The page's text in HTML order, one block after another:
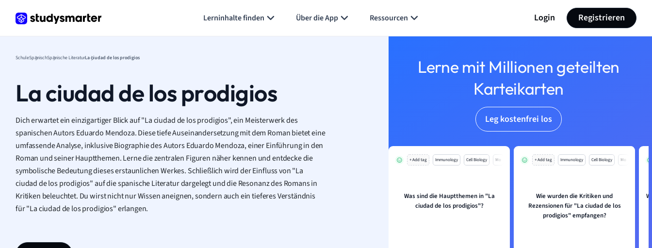
Lerninhalte finden Über die App Ressourcen Login Registrieren
SchuleSpanischSpanische LiteraturLa ciudad de los prodigios
La ciudad de los prodigios
Dich erwartet ein einzigartiger Blick auf "La ciudad de los prodigios", ein Meisterwerk des
spanischen Autors Eduardo Mendoza. Diese tiefe Auseinandersetzung mit dem Roman bietet eine
umfassende Analyse, inklusive Biographie des Autors Eduardo Mendoza, einer Einführung in den
Roman und seiner Hauptthemen. Lerne die zentralen Figuren näher kennen und entdecke die
symbolische Bedeutung dieses erstaunlichen Werkes. Schließlich wird der Einfluss von "La
ciudad de los prodigios" auf die spanische Literatur dargelegt und die Resonanz des Romans in
Kritiken beleuchtet. Du wirst nicht nur Wissen aneignen, sondern auch ein tieferes Verständnis
für "La ciudad de los prodigios" erlangen.
Lerne mit Millionen geteilten
Karteikarten
Leg kostenfrei los
+ Add tag Immunology Cell Biology Mo
Was sind die Hauptthemen in "La
ciudad de los prodigios"?
+ Add tag Immunology Cell Biology Mo
Wie wurden die Kritiken und
Rezensionen für "La ciudad de los
prodigios" empfangen?